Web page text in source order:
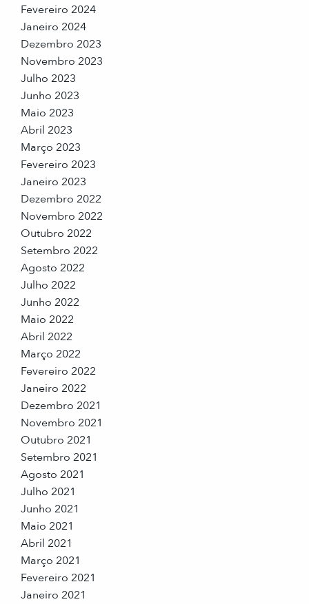
Fevereiro 2024
Janeiro 2024
Dezembro 2023
Novembro 2023
Julho 2023
Junho 2023
Maio 2023
Abril 2023
Março 2023
Fevereiro 2023
Janeiro 2023
Dezembro 2022
Novembro 2022
Outubro 2022
Setembro 2022
Agosto 2022
Julho 2022
Junho 2022
Maio 2022
Abril 2022
Março 2022
Fevereiro 2022
Janeiro 2022
Dezembro 2021
Novembro 2021
Outubro 2021
Setembro 2021
Agosto 2021
Julho 2021
Junho 2021
Maio 2021
Abril 2021
Março 2021
Fevereiro 2021
Janeiro 2021